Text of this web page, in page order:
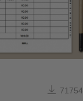
 71754